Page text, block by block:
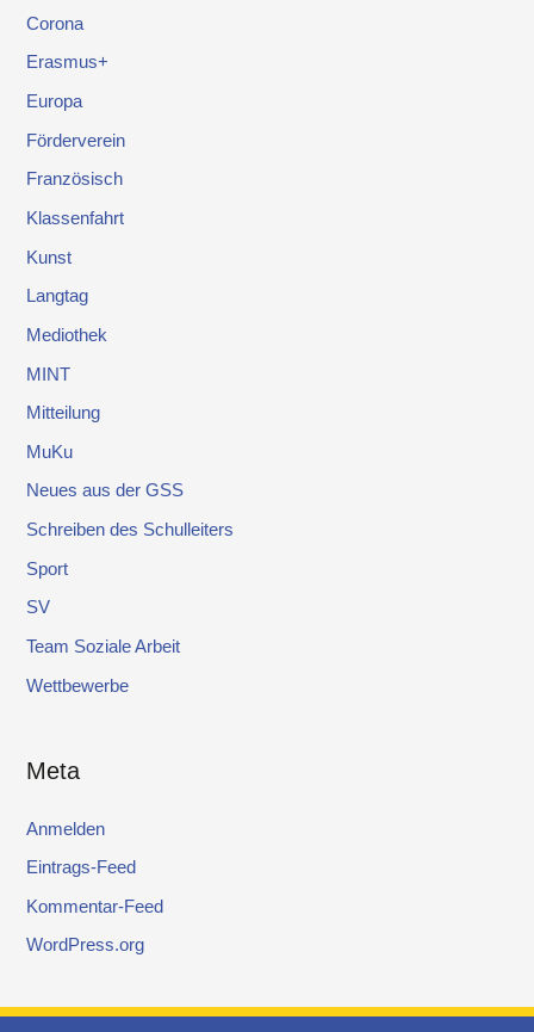
Corona
Erasmus+
Europa
Förderverein
Französisch
Klassenfahrt
Kunst
Langtag
Mediothek
MINT
Mitteilung
MuKu
Neues aus der GSS
Schreiben des Schulleiters
Sport
SV
Team Soziale Arbeit
Wettbewerbe
Meta
Anmelden
Eintrags-Feed
Kommentar-Feed
WordPress.org